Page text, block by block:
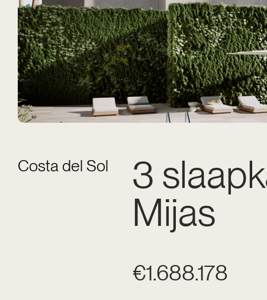
Costa del Sol
3
Mijas
€1.688.178